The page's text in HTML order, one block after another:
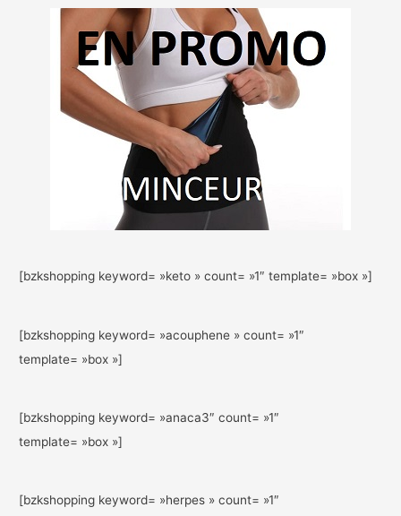
[bzkshopping keyword= »keto » count= »1″ template= »box »]
[bzkshopping keyword= »acouphene » count= »1″
template= »box »]
[bzkshopping keyword= »anaca3″ count= »1″
template= »box »]
[bzkshopping keyword= »herpes » count= »1″